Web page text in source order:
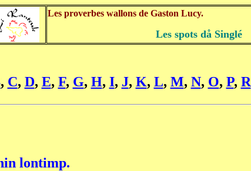
Les proverbes wallons de Gaston Lucy.
Les spots då Singlé
, C, D, E, F, G, H, I, J, K, L, M, N, O, P, R
lontimp.